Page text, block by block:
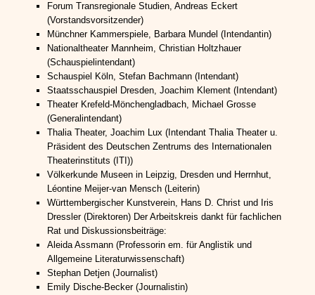
Forum Transregionale Studien, Andreas Eckert
(Vorstandsvorsitzender)
Münchner Kammerspiele, Barbara Mundel (Intendantin)
Nationaltheater Mannheim, Christian Holtzhauer
(Schauspielintendant)
Schauspiel Köln, Stefan Bachmann (Intendant)
Staatsschauspiel Dresden, Joachim Klement (Intendant)
Theater Krefeld-Mönchengladbach, Michael Grosse
(Generalintendant)
Thalia Theater, Joachim Lux (Intendant Thalia Theater u.
Präsident des Deutschen Zentrums des Internationalen
Theaterinstituts (ITI))
Völkerkunde Museen in Leipzig, Dresden und Herrnhut,
Léontine Meijer-van Mensch (Leiterin)
Württembergischer Kunstverein, Hans D. Christ und Iris
Dressler (Direktoren) Der Arbeitskreis dankt für fachlichen
Rat und Diskussionsbeiträge:
Aleida Assmann (Professorin em. für Anglistik und
Allgemeine Literaturwissenschaft)
Stephan Detjen (Journalist)
Emily Dische-Becker (Journalistin)